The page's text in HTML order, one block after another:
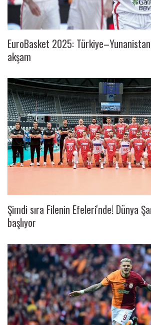
EuroBasket 2025:
akşam
Şimdi sıra Filenin Efeleri'nde! Dünya
başlıyor